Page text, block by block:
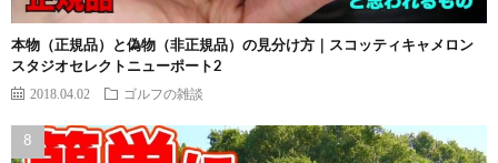
本物（正規品）と偽物（非正規品）の見分け方｜スコッティキャメロン
スタジオセレクトニューポート2
2018.04.02 ゴルフの雑談